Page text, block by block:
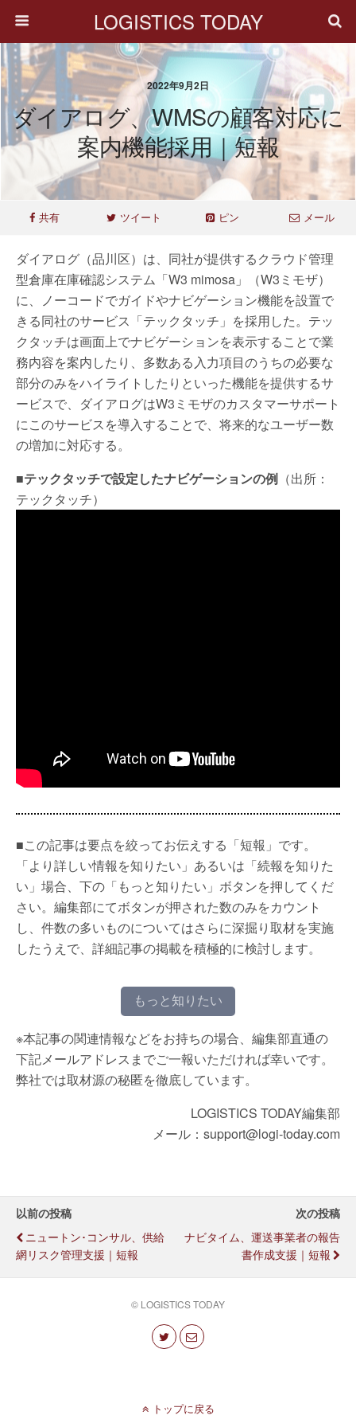
LOGISTICS TODAY
2022年9月2日
ダイアログ、WMSの顧客対応に
案内機能採用｜短報
共有 ツイート ピン メール
ダイアログ（品川区）は、同社が提供するクラウド管理
型倉庫在庫確認システム「W3 mimosa」（W3ミモザ）
に、ノーコードでガイドやナビゲーション機能を設置で
きる同社のサービス「テックタッチ」を採用した。テッ
クタッチは画面上でナビゲーションを表示することで業
務内容を案内したり、多数ある入力項目のうちの必要な
部分のみをハイライトしたりといった機能を提供するサ
ービスで、ダイアログはW3ミモザのカスタマーサポート
にこのサービスを導入することで、将来的なユーザー数
の増加に対応する。
■テックタッチで設定したナビゲーションの例 （出所：
テックタッチ）
■この記事は要点を絞ってお伝えする「短報」です。
「より詳しい情報を知りたい」あるいは「続報を知りた
い」場合、下の「もっと知りたい」ボタンを押してくだ
さい。編集部にてボタンが押された数のみをカウント
し、件数の多いものについてはさらに深掘り取材を実施
したうえで、詳細記事の掲載を積極的に検討します。
もっと知りたい
※本記事の関連情報などをお持ちの場合、編集部直通の
下記メールアドレスまでご一報いただければ幸いです。
弊社では取材源の秘匿を徹底しています。
LOGISTICS TODAY編集部
メール：support@logi-today.com
以前の投稿
ニュートン･コンサル、供給
網リスク管理支援｜短報
次の投稿
ナビタイム、運送事業者の報告
書作成支援｜短報
© LOGISTICS TODAY
トップに戻る